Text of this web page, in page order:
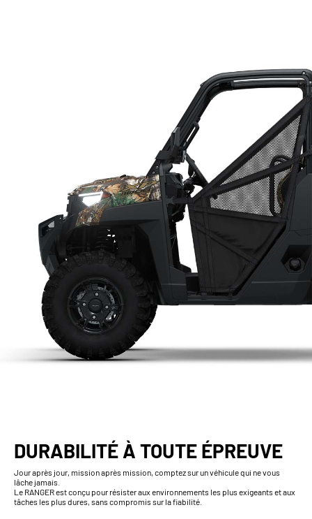
DURABILITÉ À TOUTE ÉPREUVE
Jour après jour, mission après mission, comptez sur un véhicule qui ne vous
lâche jamais.
Le RANGER est conçu pour résister aux environnements les plus exigeants et aux
tâches les plus dures, sans compromis sur la fiabilité.